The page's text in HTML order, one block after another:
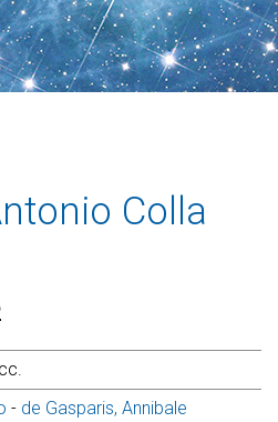
Colla
- de Gasparis, Annibale